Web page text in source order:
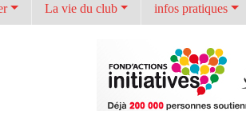
La vie du club infos pratiques